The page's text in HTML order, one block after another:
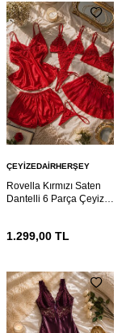
ÇEYIZEDAIRHERŞEY
Rovella Kırmızı Saten
Dantelli 6 Parça Çeyiz
1.299,00 TL